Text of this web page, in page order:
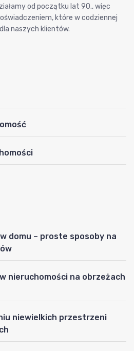
od początku lat 90., więc
które w codziennej
naszych klientów.
domu – proste sposoby na
nieruchomości na obrzeżach
niewielkich przestrzeni